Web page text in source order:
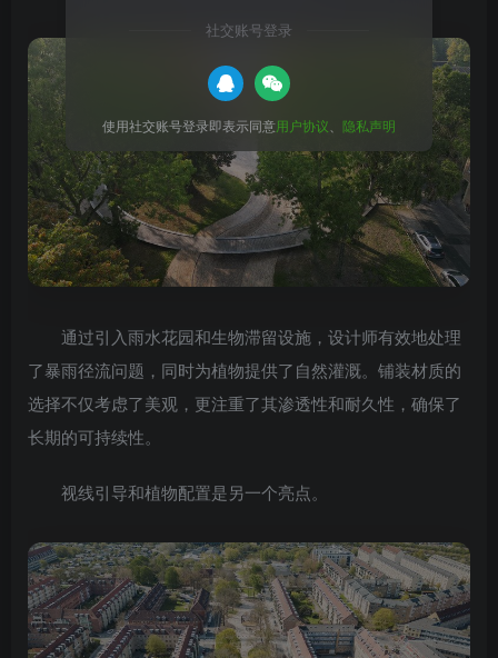
通过引入雨水花园和生物滞留设施，设计师有效地处理
了暴雨径流问题，同时为植物提供了自然灌溉。铺装材质的
选择不仅考虑了美观，更注重了其渗透性和耐久性，确保了
长期的可持续性。
视线引导和植物配置是另一个亮点。
社交账号登录
使用社交账号登录即表示同意用户协议 隐私声明